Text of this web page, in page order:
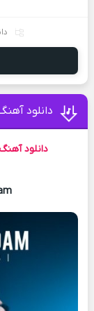
دانلود
دانلود